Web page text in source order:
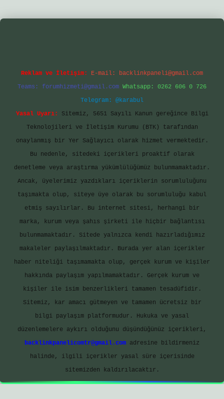
betexper yeni giriş
Reklam ve İletişim: E-mail: backlinkpaneli@gmail.com
Teams: forumhizmeti@gmail.com Whatsapp: 0262 606 0 726
Telegram: @karabul
Yasal Uyarı:
Sitemiz, 5651 Sayılı Kanun gereğince Bilgi
Teknolojileri ve İletişim Kurumu (BTK) tarafından
onaylanmış bir Yer Sağlayıcı olarak hizmet vermektedir.
Bu nedenle, sitedeki içerikleri proaktif olarak
denetleme veya araştırma yükümlülüğümüz bulunmamaktadır.
Ancak, üyelerimiz yazdıkları içeriklerin sorumluluğunu
taşımakta olup, siteye üye olarak bu sorumluluğu kabul
etmiş sayılırlar. Bu internet sitesi, herhangi bir
marka, kurum veya şahıs şirketi ile hiçbir bağlantısı
bulunmamaktadır. Sitede yalnızca kendi hazırladığımız
makaleler paylaşılmaktadır. Burada yer alan içerikler
haber niteliği taşımamakta olup, gerçek kurum ve kişiler
hakkında paylaşım yapılmamaktadır. Gerçek kurum ve
kişiler ile isim benzerlikleri tamamen tesadüfidir.
Sitemiz, kar amacı gütmeyen ve tamamen ücretsiz bir
bilgi paylaşım platformudur. Hukuka ve yasal
düzenlemelere aykırı olduğunu düşündüğünüz içerikleri,
backlinkpanelicomtr@gmail.com adresine bildirmeniz
halinde, ilgili içerikler yasal süre içerisinde
sitemizden kaldırılacaktır.